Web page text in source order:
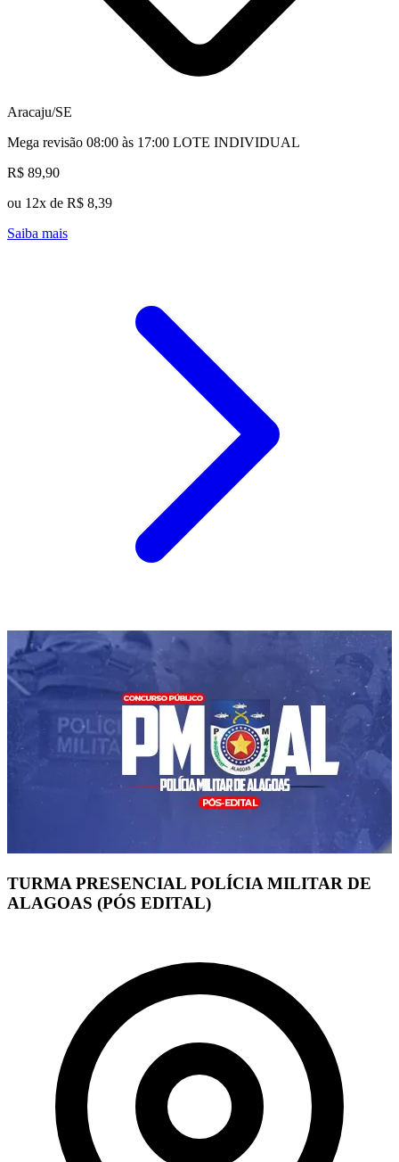
Aracaju/SE
Mega revisão 08:00 às 17:00 LOTE INDIVIDUAL
R$ 89,90
ou 12x de R$ 8,39
Saiba mais
TURMA PRESENCIAL POLÍCIA MILITAR DE
ALAGOAS (PÓS EDITAL)